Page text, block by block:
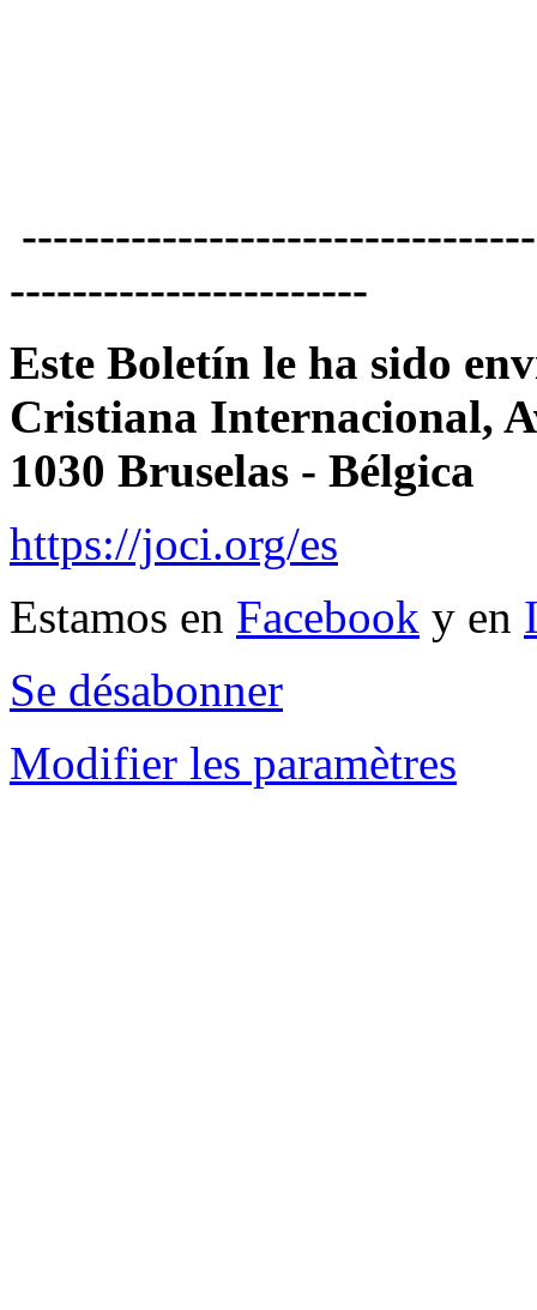
-----------------------
Este Boletín le ha sido
Cristiana Internacional,
1030 Bruselas - Bélgica
https://joci.org/es
Estamos en Facebook y en
Se désabonner
Modifier les paramètres